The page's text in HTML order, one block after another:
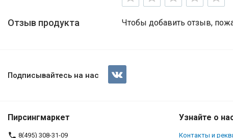
Отзыв продукта Чтобы добавить отзыв,
Подписывайтесь на нас
Пирсингмаркет
8(495) 308-31-09
Узнайте о
Контакты и